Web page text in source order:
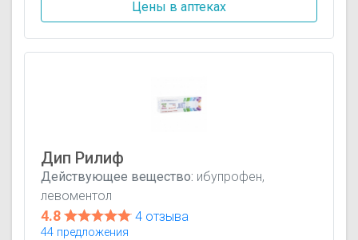
Цены в аптеках
Дип Рилиф
Действующее вещество: ибупрофен,
левоментол
4.8 4 отзыва
44 предложения